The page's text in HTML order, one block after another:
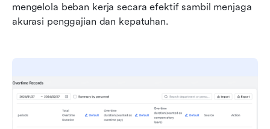
mengelola beban kerja secara efektif sambil menjaga
akurasi penggajian dan kepatuhan.